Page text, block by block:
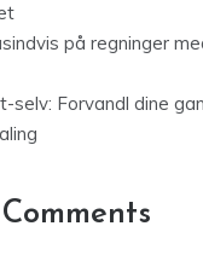
på regninger
selv: Forvandl dine